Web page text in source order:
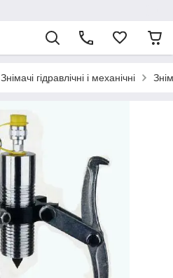
Знімачі гідравлічні і механічні